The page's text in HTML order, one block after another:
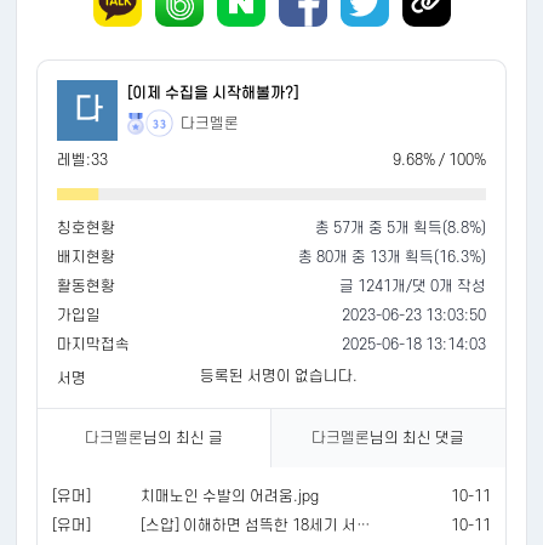
다
[이제 수집을 시작해볼까?]
33 다크멜론
레벨:33 9.68% / 100%
칭호현황
총 57개 중 5개 획득(8.8%)
배지현황
총 80개 중 13개 획득(16.3%)
활동현황
글 1241개/댓 0개 작성
가입일
2023-06-23 13:03:50
마지막접속
2025-06-18 13:14:03
서명
등록된 서명이 없습니다.
다크멜론님의 최신 글 다크멜론님의 최신 댓글
[유머] 치매노인 수발의 어려움.jpg
10-11
[유머]
[스압] 이해하면 섬뜩한 18세기 서양화
10-11